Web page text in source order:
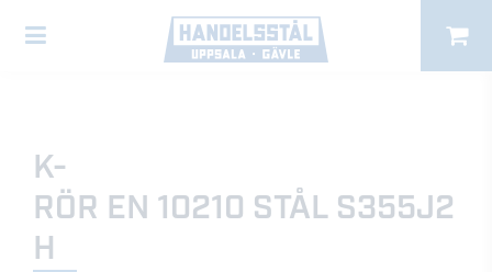
K-
RÖR EN 10210 STÅL S355J2
H